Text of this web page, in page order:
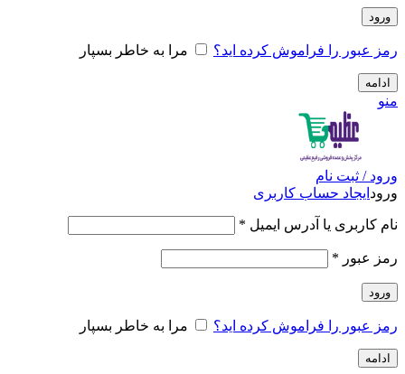
ورود
رمز عبور را فراموش کرده اید؟ مرا به خاطر بسپار
ادامه
منو
ورود / ثبت نام
ورود ایجاد حساب کاربری
نام کاربری یا آدرس ایمیل *
رمز عبور *
ورود
رمز عبور را فراموش کرده اید؟ مرا به خاطر بسپار
ادامه